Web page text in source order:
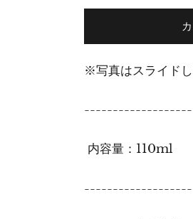
※写真はスライドし
内容量：110ml